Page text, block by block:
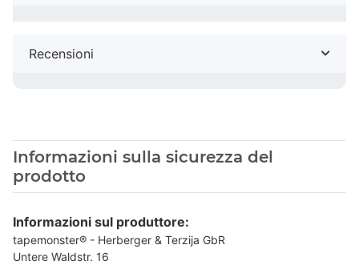
Recensioni
Informazioni sulla sicurezza del
prodotto
Informazioni sul produttore:
tapemonster® - Herberger & Terzija GbR
Untere Waldstr. 16